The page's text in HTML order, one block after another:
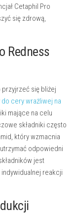
Cetaphil Pro
się zdrową,
Redness
się bliżej
cery wrażliwej na
mające na celu
składniki często
który wzmacnia
odpowiedni
jest
reakcji